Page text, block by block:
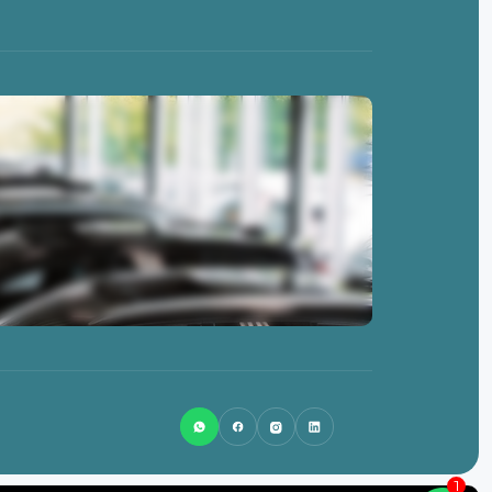
Badweg 58
Gorredijk
1